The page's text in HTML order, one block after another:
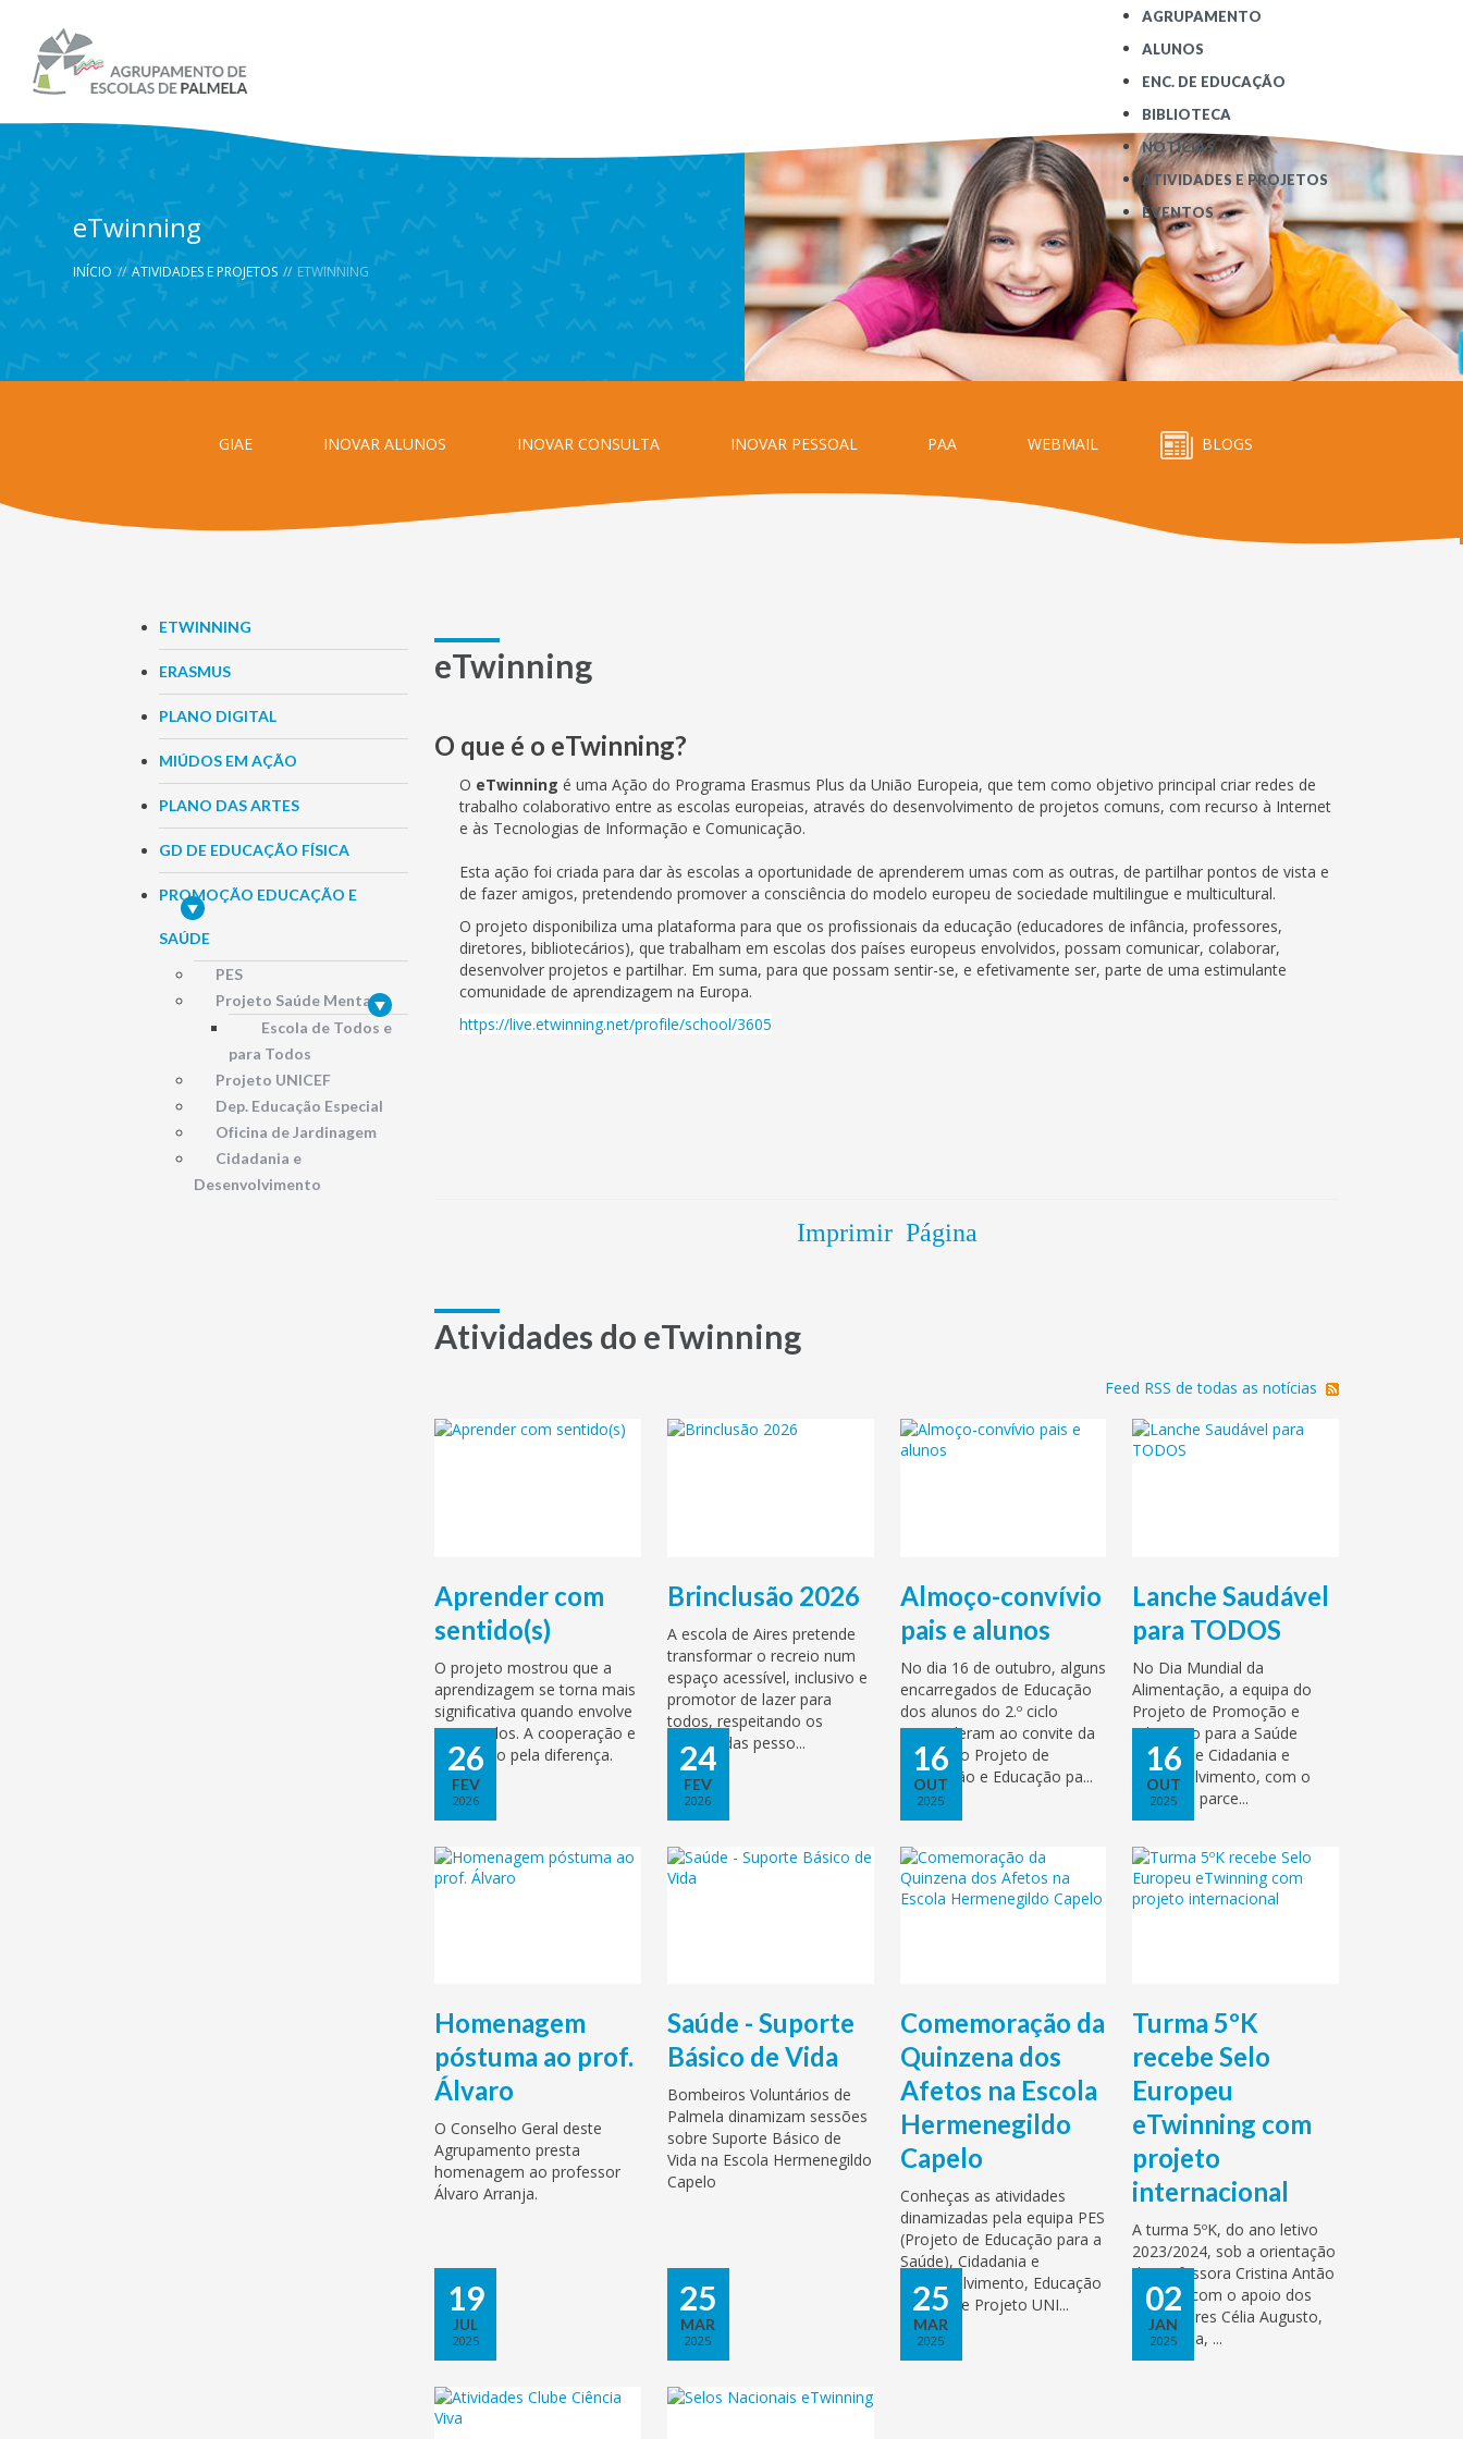
AGRUPAMENTO
ALUNOS
ENC. DE EDUCAÇÃO
BIBLIOTECA
NOTÍCIAS
ATIVIDADES E PROJETOS
EVENTOS
eTwinning
INÍCIO //ATIVIDADES E PROJETOS // ETWINNING
GIAE INOVAR ALUNOS INOVAR CONSULTA INOVAR PESSOAL PAA WEBMAIL BLOGS
ETWINNING
ERASMUS
PLANO DIGITAL
MIÚDOS EM AÇÃO
PLANO DAS ARTES
GD DE EDUCAÇÃO FÍSICA
PROMOÇÃO EDUCAÇÃO E
SAÚDE
PES
Projeto Saúde Mental
Escola de Todos e
para Todos
Projeto UNICEF
Dep. Educação Especial
Oficina de Jardinagem
Cidadania e
Desenvolvimento
eTwinning
O que é o eTwinning?
O eTwinning é uma Ação do Programa Erasmus Plus da União Europeia, que tem como objetivo principal criar redes de
trabalho colaborativo entre as escolas europeias, através do desenvolvimento de projetos comuns, com recurso à Internet
e às Tecnologias de Informação e Comunicação.
Esta ação foi criada para dar às escolas a oportunidade de aprenderem umas com as outras, de partilhar pontos de vista e
de fazer amigos, pretendendo promover a consciência do modelo europeu de sociedade multilingue e multicultural.
O projeto disponibiliza uma plataforma para que os profissionais da educação (educadores de infância, professores,
diretores, bibliotecários), que trabalham em escolas dos países europeus envolvidos, possam comunicar, colaborar,
desenvolver projetos e partilhar. Em suma, para que possam sentir-se, e efetivamente ser, parte de uma estimulante
comunidade de aprendizagem na Europa.
https://live.etwinning.net/profile/school/3605
Imprimir Página
Atividades do eTwinning
Feed RSS de todas as notícias
26
FEV
2026
Aprender com
sentido(s)
O projeto mostrou que a
aprendizagem se torna mais
significativa quando envolve
os sentidos. A cooperação e
o respeito pela diferença.
24
FEV
2026
Brinclusão 2026
A escola de Aires pretende
transformar o recreio num
espaço acessível, inclusivo e
promotor de lazer para
todos, respeitando os
direitos das pesso...
16
OUT
2025
Almoço-convívio
pais e alunos
No dia 16 de outubro, alguns
encarregados de Educação
dos alunos do 2.º ciclo
responderam ao convite da
equipa do Projeto de
Promoção e Educação pa...
16
OUT
2025
Lanche Saudável
para TODOS
No Dia Mundial da
Alimentação, a equipa do
Projeto de Promoção e
Educação para a Saúde
(PES) e de Cidadania e
Desenvolvimento, com o
apoio do parce...
19
JUL
2025
Homenagem
póstuma ao prof.
Álvaro
O Conselho Geral deste
Agrupamento presta
homenagem ao professor
Álvaro Arranja.
25
MAR
2025
Saúde - Suporte
Básico de Vida
Bombeiros Voluntários de
Palmela dinamizam sessões
sobre Suporte Básico de
Vida na Escola Hermenegildo
Capelo
25
MAR
2025
Comemoração da
Quinzena dos
Afetos na Escola
Hermenegildo
Capelo
Conheças as atividades
dinamizadas pela equipa PES
(Projeto de Educação para a
Saúde), Cidadania e
Desenvolvimento, Educação
Especial e Projeto UNI...
02
JAN
2025
Turma 5ºK
recebe Selo
Europeu
eTwinning com
projeto
internacional
A turma 5ºK, do ano letivo
2023/2024, sob a orientação
da professora Cristina Antão
Costa e com o apoio dos
professores Célia Augusto,
Dina Faria, ...